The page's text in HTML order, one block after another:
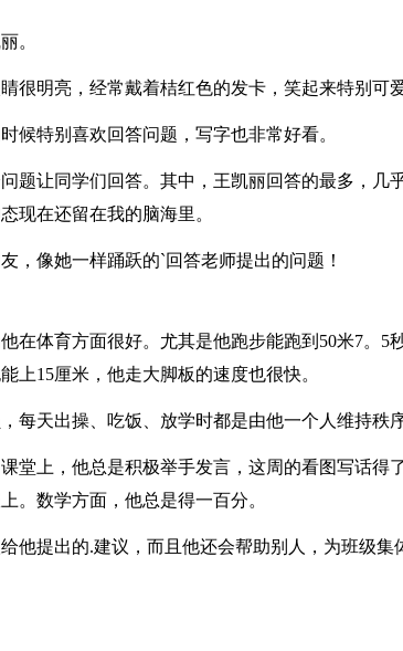
。
很明亮，经常戴着桔红色的发卡，笑起来特别可爱
候特别喜欢回答问题，写字也非常好看。
题让同学们回答。其中，王凯丽回答的最多，几
现在还留在我的脑海里。
，像她一样踊跃的`回答老师提出的问题！
在体育方面很好。尤其是他跑步能跑到50米7。5
上15厘米，他走大脚板的速度也很快。
每天出操、吃饭、放学时都是由他一个人维持秩
堂上，他总是积极举手发言，这周的看图写话得
。数学方面，他总是得一百分。
他提出的.建议，而且他还会帮助别人，为班级集